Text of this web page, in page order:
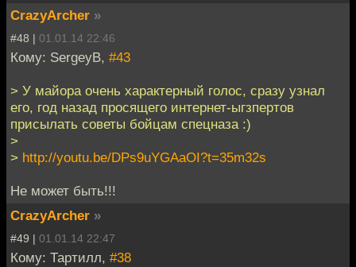
CrazyArcher »
#48 | 01.01.14 22:46
Кому: SergeyB, #43
> У майора очень характерный голос, сразу узнал
его, год назад просящего интернет-ыгзпертов
присылать советы бойцам спецназа :)
>
> http://youtu.be/DPs9uYGAaOI?t=35m32s
Не может быть!!!
CrazyArcher »
#49 | 01.01.14 22:47
Кому: Тартилл, #38